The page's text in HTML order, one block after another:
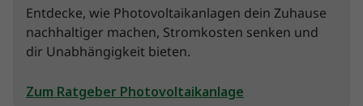
Entdecke, wie Photovoltaikanlagen dein Zuhause
nachhaltiger machen, Stromkosten senken und
dir Unabhängigkeit bieten.
Zum Ratgeber Photovoltaikanlage